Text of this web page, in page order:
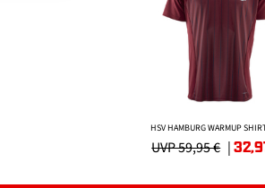
HSV HAMBURG WARMUP
UVP 59,95 € |